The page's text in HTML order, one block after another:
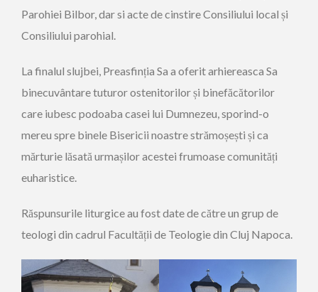
Parohiei Bilbor, dar si acte de cinstire Consiliului local și
Consiliului parohial.
La finalul slujbei, Preasfinția Sa a oferit arhiereasca Sa
binecuvântare tuturor ostenitorilor și binefăcătorilor
care iubesc podoaba casei lui Dumnezeu, sporind-o
mereu spre binele Bisericii noastre strămoșești și ca
mărturie lăsată urmașilor acestei frumoase comunități
euharistice.
Răspunsurile liturgice au fost date de către un grup de
teologi din cadrul Facultății de Teologie din Cluj Napoca.